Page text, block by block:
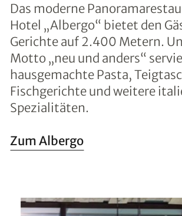
Das moderne
Hotel „Albergo“ bietet den
Gerichte auf 2.400 Metern.
Motto „neu und anders“
hausgemachte Pasta,
Fischgerichte und weitere
Spezialitäten.
Zum Albergo